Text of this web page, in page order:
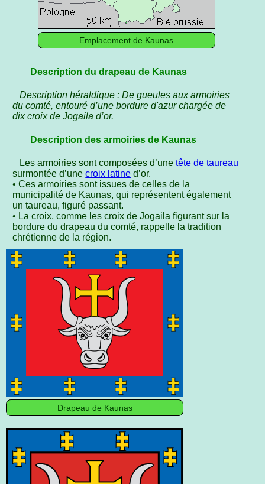
Emplacement de Kaunas
Description du drapeau de Kaunas
Description héraldique : De gueules aux armoiries
du comté, entouré d’une bordure d'azur chargée de
dix croix de Jogaila d’or.
Description des armoiries de Kaunas
Les armoiries sont composées d’une tête de taureau
surmontée d’unecroix latine d’or.
• Ces armoiries sont issues de celles de la
municipalité de Kaunas, qui représentent également
un taureau, figuré passant.
• La croix, comme les croix de Jogaila figurant sur la
bordure du drapeau du comté, rappelle la tradition
chrétienne de la région.
Drapeau de Kaunas